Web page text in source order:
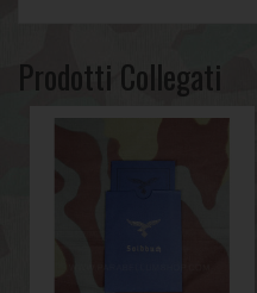
Prodotti Collegati